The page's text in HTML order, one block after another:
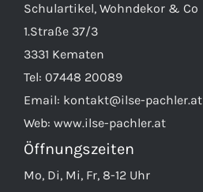
Schulartikel, Wohndekor & Co
1.Straße 37/3
3331 Kematen
Tel: 07448 20089
Email: kontakt@ilse-pachler.at
Web: www.ilse-pachler.at
Öffnungszeiten
Mo, Di, Mi, Fr, 8-12 Uhr